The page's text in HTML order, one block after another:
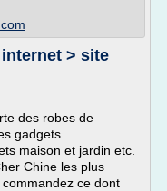
> site
des robes de
gadgets
maison et jardin etc.
Chine les plus
ce dont